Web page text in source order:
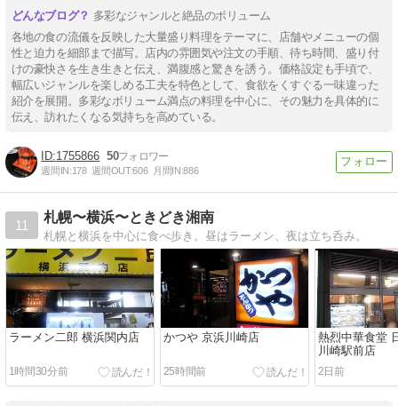
多彩なジャンルと絶品のボリューム
各地の食の流儀を反映した大量盛り料理をテーマに、店舗やメニューの個
性と迫力を細部まで描写。店内の雰囲気や注文の手順、待ち時間、盛り付
けの豪快さを生き生きと伝え、満腹感と驚きを誘う。価格設定も手頃で、
幅広いジャンルを楽しめる工夫を特色として、食欲をくすぐる一味違った
紹介を展開。多彩なボリューム満点の料理を中心に、その魅力を具体的に
伝え、訪れたくなる気持ちを高めている。
1755866 50
週間IN:178 週間OUT:606 月間IN:886
11
札幌〜横浜〜ときどき湘南
札幌と横浜を中心に食べ歩き。昼はラーメン、夜は立ち呑み。
ラーメン二郎 横浜関内店
1時間30分前
かつや 京浜川崎店
25時間前
熱烈中華食堂
川崎駅前店
2日前